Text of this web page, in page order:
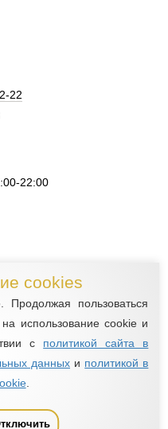
22
22:00
cookies
пользоваться
использование cookie и
с политикой сайта в
данных и политикой в
.